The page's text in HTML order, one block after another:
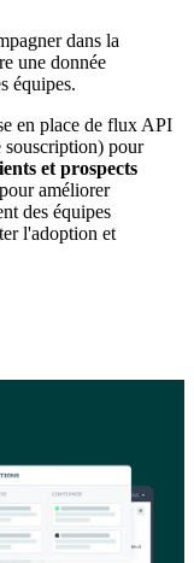
dans la
une donnée
équipes.
en place de flux API
souscription) pour
et prospects
pour améliorer
des équipes
l'adoption et